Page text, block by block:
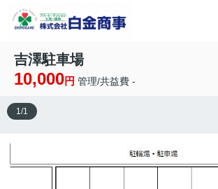
吉澤駐車場
10,000円 管理/共益費 -
1 /1